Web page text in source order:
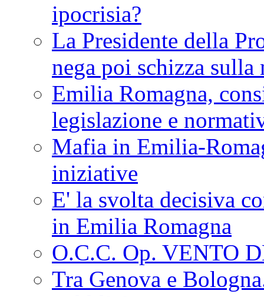
ipocrisia?
La Presidente della
nega poi schizza sulla
Emilia Romagna,
legislazione e
Mafia in Emilia-
iniziative
E' la svolta decisiva
in Emilia Romagna
O.C.C. Op. VENTO
Tra Genova e